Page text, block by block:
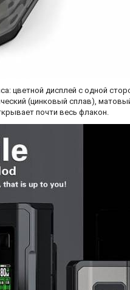
цветной дисплей с одной
(цинковый сплав),
почти весь флакон.